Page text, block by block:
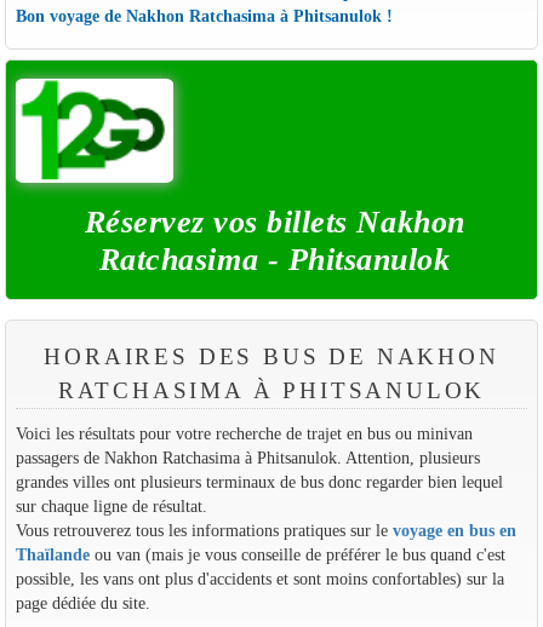
Bon voyage de Nakhon Ratchasima à Phitsanulok !
Réservez vos billets Nakhon
Ratchasima - Phitsanulok
HORAIRES DES BUS DE NAKHON
RATCHASIMA À PHITSANULOK
Voici les résultats pour votre recherche de trajet en bus ou minivan
passagers de Nakhon Ratchasima à Phitsanulok. Attention, plusieurs
grandes villes ont plusieurs terminaux de bus donc regarder bien lequel
sur chaque ligne de résultat.
Vous retrouverez tous les informations pratiques sur le voyage en bus en
Thaïlandeou van (mais je vous conseille de préférer le bus quand c'est
possible, les vans ont plus d'accidents et sont moins confortables) sur la
page dédiée du site.